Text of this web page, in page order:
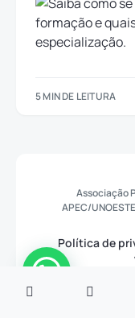
5 MIN DE LEITURA
Associação
APEC/
Política de